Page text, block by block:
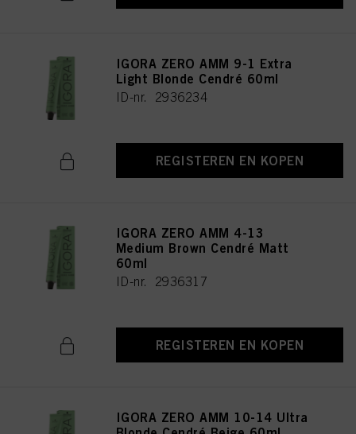
IGORA ZERO AMM 9-1 Extra
Light Blonde Cendré 60ml
ID-nr. 2936234
REGISTEREN EN KOPEN
IGORA ZERO AMM 4-13
Medium Brown Cendré Matt
60ml
ID-nr. 2936317
REGISTEREN EN KOPEN
IGORA ZERO AMM 10-14 Ultra